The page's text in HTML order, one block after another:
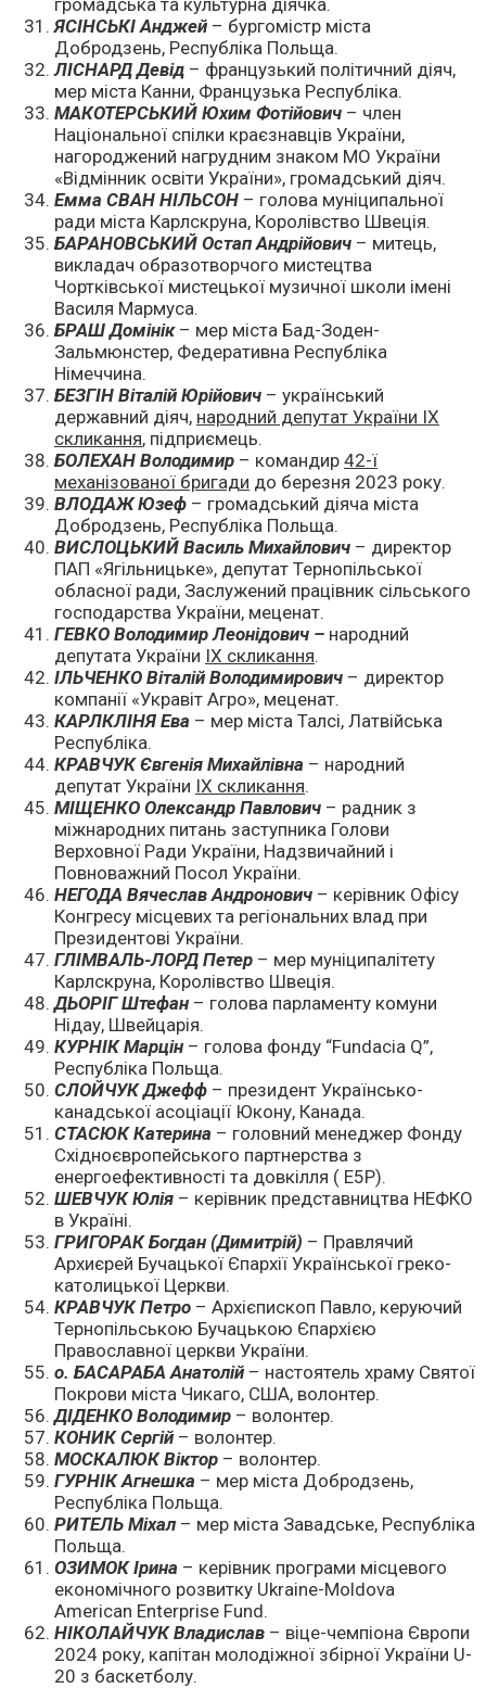
громадська та культурна діячка.
ЯСІНСЬКІ Анджей – бургомістр міста
Добродзень, Республіка Польща.
ЛІСНАРД Девід – французький політичний діяч,
мер міста Канни, Французька Республіка.
МАКОТЕРСЬКИЙ Юхим Фотійович – член
Національної спілки краєзнавців України,
нагороджений нагрудним знаком МО України
«Відмінник освіти України», громадський діяч.
Емма СВАН НІЛЬСОН – голова муніципальної
ради міста Карлскруна, Королівство Швеція.
БАРАНОВСЬКИЙ Остап Андрійович – митець,
викладач образотворчого мистецтва
Чортківської мистецької музичної школи імені
Василя Мармуса.
БРАШ Домінік– мер міста Бад-Зоден-
Зальмюнстер, Федеративна Республіка
Німеччина.
БЕЗГІН Віталій Юрійович – український
державний діяч, народний депутат України IX
скликання, підприємець.
БОЛЕХАН Володимир – командир 42-ї
механізованої бригади до березня 2023 року.
ВЛОДАЖ Юзеф – громадський діяча міста
Добродзень, Республіка Польща.
ВИСЛОЦЬКИЙ Василь Михайлович – директор
ПАП «Ягільницьке», депутат Тернопільської
обласної ради, Заслужений працівник сільського
господарства України, меценат.
ГЕВКО Володимир Леонідович – народний
депутата України IX скликання.
ІЛЬЧЕНКО Віталій Володимирович – директор
компанії «Укравіт Агро», меценат.
КАРЛКЛІНЯ Ева – мер міста Талсі, Латвійська
Республіка.
КРАВЧУК Євгенія Михайлівна – народний
депутат України IX скликання.
МІЩЕНКО Олександр Павлович – радник з
міжнародних питань заступника Голови
Верховної Ради України, Надзвичайний і
Повноважний Посол України.
НЕГОДА Вячеслав Андронович – керівник Офісу
Конгресу місцевих та регіональних влад при
Президентові України.
ГЛІМВАЛЬ-ЛОРД Петер – мер муніципалітету
Карлскруна, Королівство Швеція.
ДЬОРІГ Штефан – голова парламенту комуни
Нідау, Швейцарія.
КУРНІК Марцін – голова фонду “Fundacia Q”,
Республіка Польща.
СЛОЙЧУК Джефф – президент Українсько-
канадської асоціації Юкону, Канада.
СТАСЮК Катерина – головний менеджер Фонду
Східноєвропейського партнерства з
енергоефективності та довкілля ( E5P).
ШЕВЧУК Юлія – керівник представництва НЕФКО
в Україні.
ГРИГОРАК Богдан (Димитрій) – Правлячий
Архиєрей Бучацької Єпархії Української греко-
католицької Церкви.
КРАВЧУК Петро – Архієпископ Павло, керуючий
Тернопільською Бучацькою Єпархією
Православної церкви України.
о. БАСАРАБА Анатолій – настоятель храму Святої
Покрови міста Чикаго, США, волонтер.
ДІДЕНКО Володимир – волонтер.
КОНИК Сергій – волонтер.
МОСКАЛЮК Віктор – волонтер.
ГУРНІК Агнешка – мер міста Добродзень,
Республіка Польща.
РИТЕЛЬ Міхал – мер міста Завадське, Республіка
Польща.
ОЗИМОК Ірина – керівник програми місцевого
економічного розвитку Ukraine-Moldova
American Enterprise Fund.
НІКОЛАЙЧУК Владислав – віце-чемпіона Європи
2024 року, капітан молодіжної збірної України U-
20 з баскетболу.